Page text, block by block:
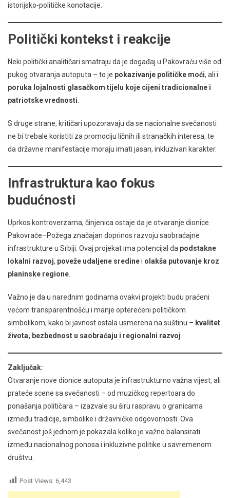
istorijsko-političke konotacije.
Politički kontekst i reakcije
Neki politički analitičari smatraju da je događaj u Pakovraću više od
pukog otvaranja autoputa – to je pokazivanje političke moći, ali i
poruka lojalnosti glasačkom tijelu koje cijeni tradicionalne i
patriotske vrednosti
S druge strane, kritičari upozoravaju da se nacionalne svečanosti
ne bi trebale koristiti za promociju ličnih ili stranačkih interesa, te
da državne manifestacije moraju imati jasan, inkluzivan karakter.
Infrastruktura kao fokus
budućnosti
Uprkos kontroverzama, činjenica ostaje da je otvaranje dionice
Pakovraće–Požega značajan doprinos razvoju saobraćajne
infrastrukture u Srbiji. Ovaj projekat ima potencijal da podstakne
lokalni razvoj, poveže udaljene sredinei olakša putovanje kroz
planinske regione
Važno je da u narednim godinama ovakvi projekti budu praćeni
većom transparentnošću i manje opterećeni političkom
simbolikom, kako bi javnost ostala usmerena na suštinu – kvalitet
života, bezbednost u saobraćaju i regionalni razvoj
Zaključak:
Otvaranje nove dionice autoputa je infrastrukturno važna vijest, ali
prateće scene sa svečanosti – od muzičkog repertoara do
ponašanja političara – izazvale su širu raspravu o granicama
između tradicije, simbolike i državničke odgovornosti. Ova
svečanost još jednom je pokazala koliko je važno balansirati
između nacionalnog ponosa i inkluzivne politike u savremenom
društvu.
Post Views: 6,443